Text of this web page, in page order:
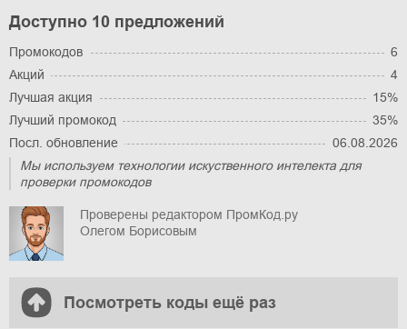
Доступно 10 предложений
Промокодов
6
Акций
4
Лучшая акция
15%
Лучший промокод
35%
Посл. обновление
06.08.2026
Мы используем технологии искуственного интелекта для
проверки промокодов
Проверены редактором ПромКод.ру
Олегом Борисовым
Посмотреть коды ещё раз